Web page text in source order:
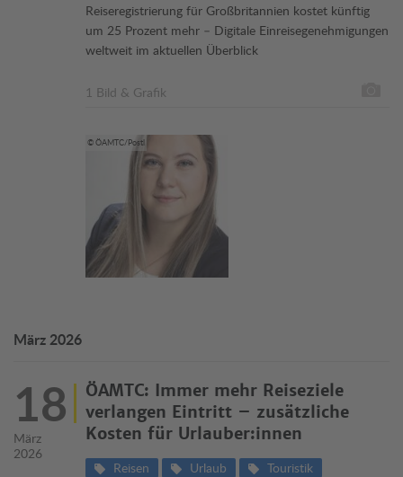
Reiseregistrierung für Großbritannien kostet künftig
um 25 Prozent mehr – Digitale Einreisegenehmigungen
weltweit im aktuellen Überblick
1 Bild & Grafik
© ÖAMTC/Postl
März 2026
18
März
2026
ÖAMTC: Immer mehr Reiseziele
verlangen Eintritt – zusätzliche
Kosten für Urlauber:innen
Reisen Urlaub Touristik